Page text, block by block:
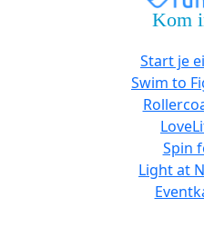
Kom
Start je
Swim to
Spin
Light at